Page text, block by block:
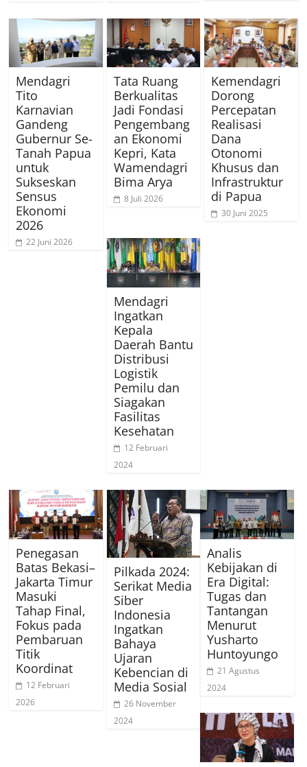
Mendagri
Tito
Karnavian
Gandeng
Gubernur Se-
Tanah Papua
untuk
Sukseskan
Sensus
Ekonomi
2026
22 Juni 2026
Tata Ruang
Berkualitas
Jadi Fondasi
Pengembang
an Ekonomi
Kepri, Kata
Wamendagri
Bima Arya
8 Juli 2026
Kemendagri
Dorong
Percepatan
Realisasi
Dana
Otonomi
Khusus dan
Infrastruktur
di Papua
30 Juni 2025
Mendagri
Ingatkan
Kepala
Daerah Bantu
Distribusi
Logistik
Pemilu dan
Siagakan
Fasilitas
Kesehatan
12 Februari
2024
Penegasan
Batas Bekasi–
Jakarta Timur
Masuki
Tahap Final,
Fokus pada
Pembaruan
Titik
Koordinat
12 Februari
2026
Pilkada 2024:
Serikat Media
Siber
Indonesia
Ingatkan
Bahaya
Ujaran
Kebencian di
Media Sosial
26 November
2024
Analis
Kebijakan di
Era Digital:
Tugas dan
Tantangan
Menurut
Yusharto
Huntoyungo
21 Agustus
2024